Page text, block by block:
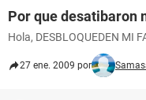
Por que desatibaron
Hola, DESBLOQUEDEN MI
27 ene. 2009 por